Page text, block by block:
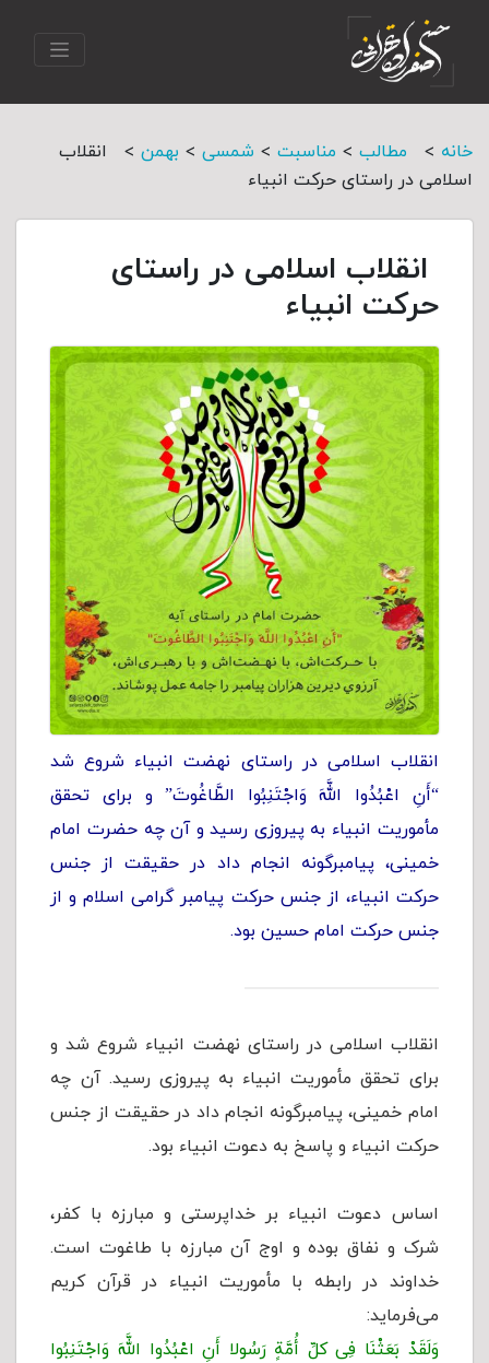
خانه > مطالب > مناسبت > شمسی > بهمن >
انقلاب
اسلامی در راستای حرکت انبیاء
انقلاب اسلامی در راستای
حرکت انبیاء
انقلاب اسلامی در راستای نهضت انبیاء شروع شد
“أَنِ اعْبُدُوا اللَّهَ وَاجْتَنِبُوا الطَّاغُوتَ” و برای تحقق
مأموریت انبیاء به پیروزی رسید و آن چه حضرت امام
خمینی، پیامبرگونه انجام داد در حقیقت از جنس
حرکت انبیاء، از جنس حرکت پیامبر گرامی اسلام و از
جنس حرکت امام حسین بود.
انقلاب اسلامی در راستای نهضت انبیاء شروع شد و
برای تحقق مأموریت انبیاء به پیروزی رسید. آن چه
امام خمینی، پیامبرگونه انجام داد در حقیقت از جنس
حرکت انبیاء و پاسخ به دعوت انبیاء بود.
اساس دعوت انبیاء بر خداپرستی و مبارزه با کفر،
شرک و نفاق بوده و اوج آن مبارزه با طاغوت است.
خداوند در رابطه با مأموریت انبیاء در قرآن کریم
می‌فرماید:
وَلَقَدْ بَعَثْنَا فِی کلِّ أُمَّةٍ رَسُولا أَنِ اعْبُدُوا اللَّهَ وَاجْتَنِبُوا